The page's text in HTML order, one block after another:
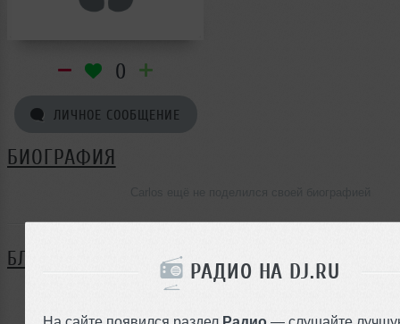
РАДИО НА DJ.RU
На сайте появился раздел Радио — слушайте
0
ЛИЧНОЕ СООБЩЕНИЕ
БИОГРАФИЯ
БЛОГ